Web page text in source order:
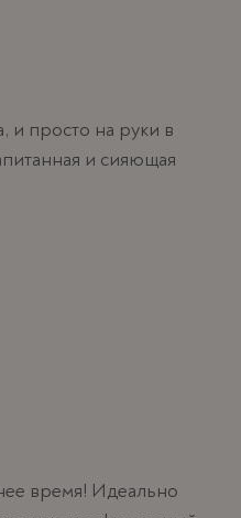
и просто на руки в
и сияющая
время! Идеально